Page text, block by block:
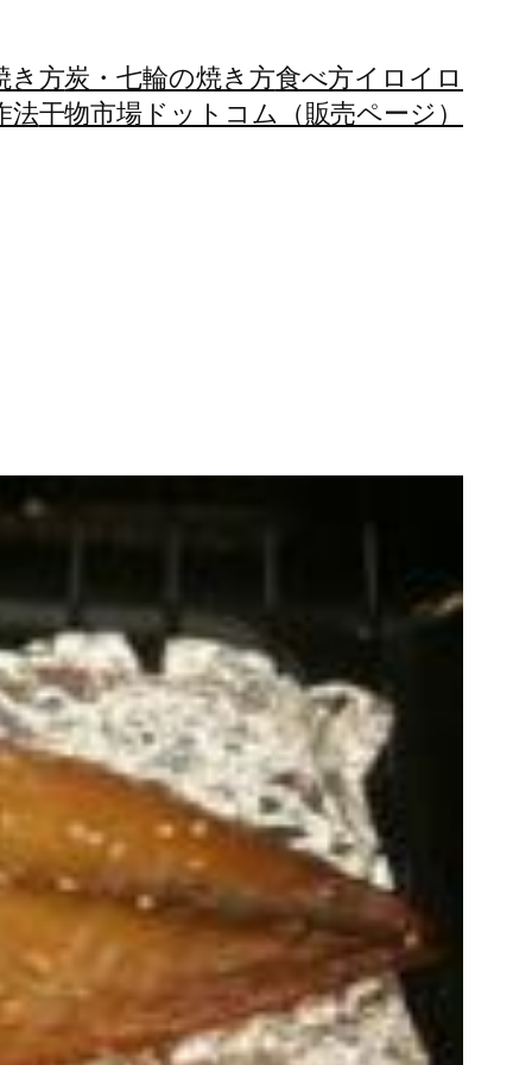
き方炭・七輪の焼き方食べ方イロイロ
法干物市場ドットコム（販売ページ）